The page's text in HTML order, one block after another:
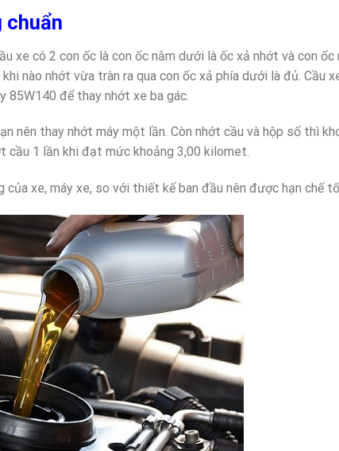
chuẩn
xe có 2 con ốc là con ốc nằm dưới là ốc xả nhớt và con ốc
nào nhớt vừa tràn ra qua con ốc xả phía dưới là đủ. Cầu
85W140 để thay nhớt xe ba gác.
nên thay nhớt máy một lần. Còn nhớt cầu và hộp số thì
cầu 1 lần khi đạt mức khoảng 3,00 kilomet.
của xe, máy xe, so với thiết kế ban đầu nên được hạn chế